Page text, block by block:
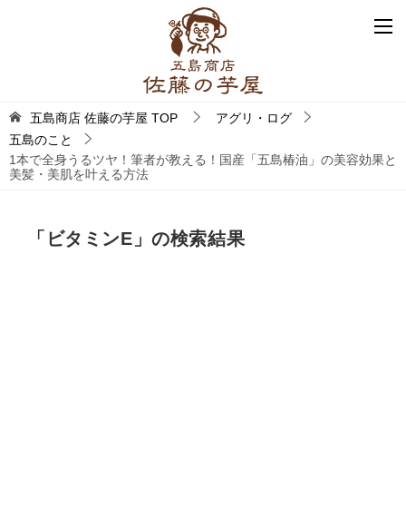
五島商店 佐藤の芋屋 TOP
アグリ・ログ
五島のこと
1本で全身うるツヤ！筆者が教える！国産「五島椿油」の美容効果と
美髪・美肌を叶える方法
「 ビタミンE 」の検索結果